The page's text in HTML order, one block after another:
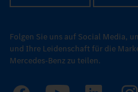
Folgen Sie uns auf Social Media,
und Ihre Leidenschaft für die
Mercedes-Benz zu teilen.